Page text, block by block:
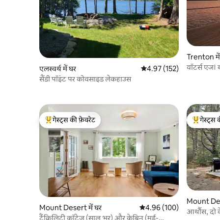
एलस्वर्थ में घर औसत रेटिंग 5 में से 4.97, 152
4.97 (152)
सैंडी पॉइंट पर कोवसाइड लेकहाउस
Trenton
वॉटर्स
गेस्ट्स का टॉप फ़ेवरेट
गेस्ट्स की फ़ेवरेट
Mount Desert में घर औसत रेटिंग 5 में से 4.96, 100
4.96 (100)
ट्रैंक्विलिटी कॉटेज (साल भर) और केबिन (मई-
गेस्ट्स का
गेस्ट्स
Mount
आर्थौस, दो